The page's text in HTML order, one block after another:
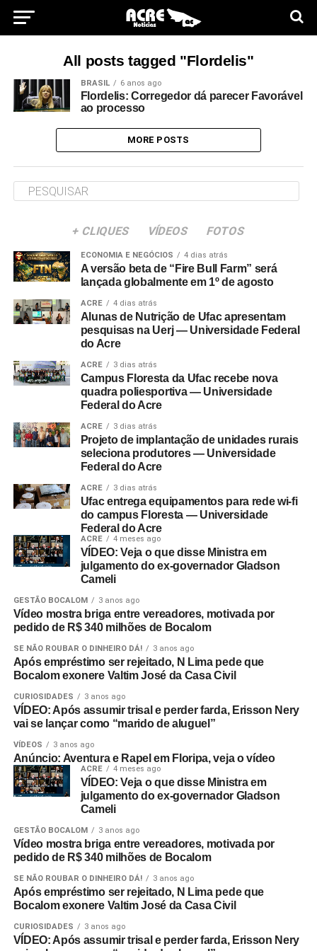
All posts tagged "Flordelis"
BRASIL 6 anos ago
Flordelis: Corregedor dá parecer Favorável
ao processo
MORE POSTS
+ CLIQUES VÍDEOS FOTOS
ECONOMIA E NEGÓCIOS 4 dias atrás
A versão beta de “Fire Bull Farm” será
lançada globalmente em 1º de agosto
ACRE 4 dias atrás
Alunas de Nutrição de Ufac apresentam
pesquisas na Uerj — Universidade Federal
do Acre
ACRE 3 dias atrás
Campus Floresta da Ufac recebe nova
quadra poliesportiva — Universidade
Federal do Acre
ACRE 3 dias atrás
Projeto de implantação de unidades rurais
seleciona produtores — Universidade
Federal do Acre
ACRE 3 dias atrás
Ufac entrega equipamentos para rede wi-fi
do campus Floresta — Universidade
Federal do Acre
ACRE 4 meses ago
VÍDEO: Veja o que disse Ministra em
julgamento do ex-governador Gladson
Cameli
GESTÃO BOCALOM 3 anos ago
Vídeo mostra briga entre vereadores, motivada por
pedido de R$ 340 milhões de Bocalom
SE NÃO ROUBAR O DINHEIRO DÁ! 3 anos ago
Após empréstimo ser rejeitado, N Lima pede que
Bocalom exonere Valtim José da Casa Civil
CURIOSIDADES 3 anos ago
VÍDEO: Após assumir trisal e perder farda, Erisson Nery
vai se lançar como “marido de aluguel”
VÍDEOS 3 anos ago
Anúncio: Aventura e Rapel em Floripa, veja o vídeo
ACRE 4 meses ago
VÍDEO: Veja o que disse Ministra em
julgamento do ex-governador Gladson
Cameli
GESTÃO BOCALOM 3 anos ago
Vídeo mostra briga entre vereadores, motivada por
pedido de R$ 340 milhões de Bocalom
SE NÃO ROUBAR O DINHEIRO DÁ! 3 anos ago
Após empréstimo ser rejeitado, N Lima pede que
Bocalom exonere Valtim José da Casa Civil
CURIOSIDADES 3 anos ago
VÍDEO: Após assumir trisal e perder farda, Erisson Nery